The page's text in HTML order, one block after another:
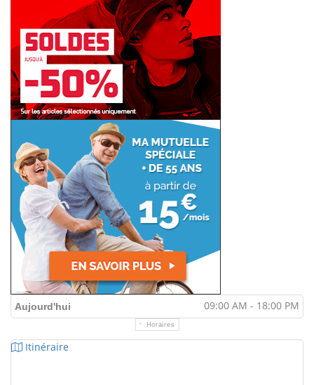
Aujourd'hui 09:00 AM - 18:00 PM
Horaires
Itinéraire